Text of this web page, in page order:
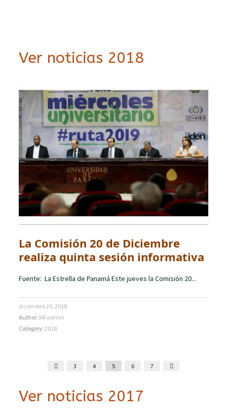
Ver noticias 2018
La Comisión 20 de Diciembre
realiza quinta sesión informativa
Fuente: La Estrella de Panamá Este jueves la Comisión 20...
diciembre 20, 2018
Author: MFadmin
Category:2018
3 4 5 6 7
Ver noticias 2017